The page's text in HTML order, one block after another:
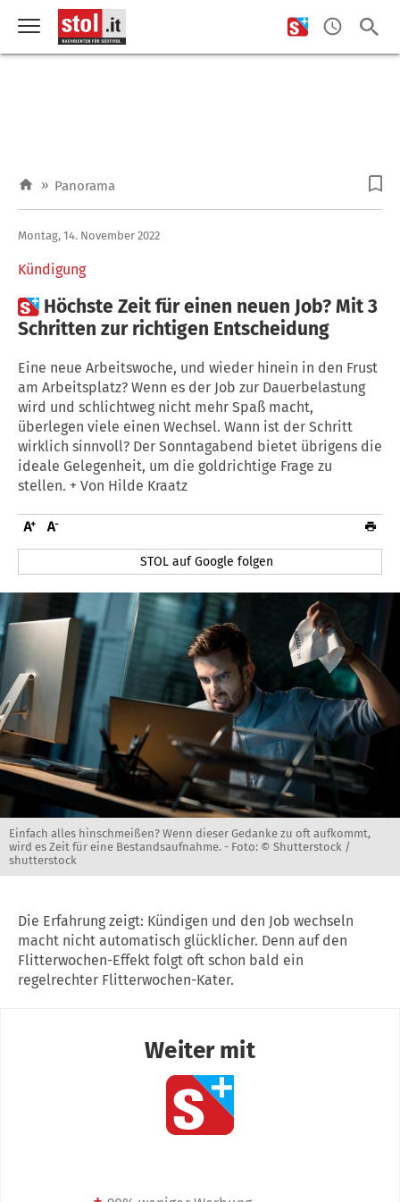
» Panorama
Kündigung
Montag, 14. November 2022
 Höchste Zeit für einen neuen Job? Mit 3
Schritten zur richtigen Entscheidung
Eine neue Arbeitswoche, und wieder hinein in den Frust
am Arbeitsplatz? Wenn es der Job zur Dauerbelastung
wird und schlichtweg nicht mehr Spaß macht,
überlegen viele einen Wechsel. Wann ist der Schritt
wirklich sinnvoll? Der Sonntagabend bietet übrigens die
ideale Gelegenheit, um die goldrichtige Frage zu
stellen. + Von Hilde Kraatz
STOL auf Google folgen
Einfach alles hinschmeißen? Wenn dieser Gedanke zu oft aufkommt,
wird es Zeit für eine Bestandsaufnahme. - Foto: © Shutterstock /
shutterstock
Die Erfahrung zeigt: Kündigen und den Job wechseln
macht nicht automatisch glücklicher. Denn auf den
Flitterwochen-Effekt folgt oft schon bald ein
regelrechter Flitterwochen-Kater.